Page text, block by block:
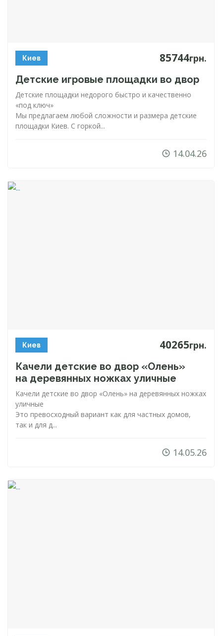
Киев 85744грн.
Детские игровые площадки во двор
Детские площадки недорого быстро и качественно
«под ключ»
Мы предлагаем любой сложности и размера детские
площадки Киев. С горкой...
14.04.26
Киев 40265грн.
Качели детские во двор «Олень»
на деревянных ножках уличные
Качели детские во двор «Олень» на деревянных ножках
уличные
Это превосходный вариант как для частных домов,
так и для д...
14.05.26